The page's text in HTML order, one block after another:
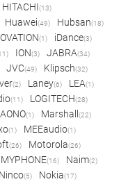
HITACHI(13)
Huawei(49) Hubsan(18)
(1) iDance(3)
ION(3) JABRA(34)
JVC(49) Klipsch(32)
(2) Laney(6) LEA(1)
(11) LOGITECH(28)
(1) Marshall (22)
(1) MEEaudio(1)
(26) Motorola(26)
MYPHONE(16) Naim(2)
Ninco(5) Nokia(17)